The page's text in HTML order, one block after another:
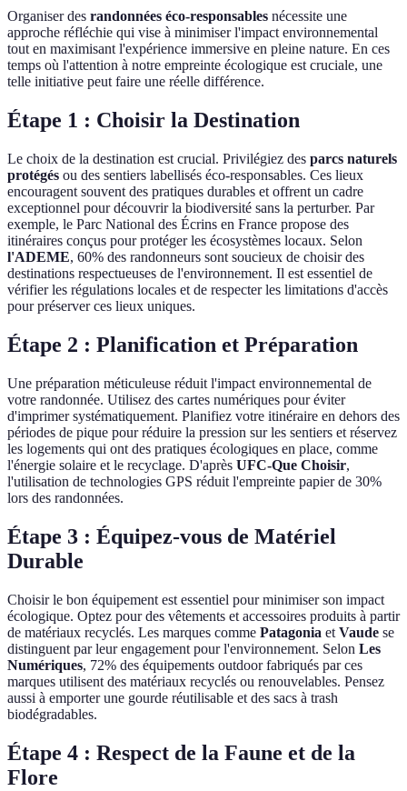
Organiser des randonnées éco-responsables nécessite une
approche réfléchie qui vise à minimiser l'impact environnemental
tout en maximisant l'expérience immersive en pleine nature. En ces
temps où l'attention à notre empreinte écologique est cruciale, une
telle initiative peut faire une réelle différence.
Étape 1 : Choisir la Destination
Le choix de la destination est crucial. Privilégiez des parcs naturels
protégés ou des sentiers labellisés éco-responsables. Ces lieux
encouragent souvent des pratiques durables et offrent un cadre
exceptionnel pour découvrir la biodiversité sans la perturber. Par
exemple, le Parc National des Écrins en France propose des
itinéraires conçus pour protéger les écosystèmes locaux. Selon
l'ADEME, 60% des randonneurs sont soucieux de choisir des
destinations respectueuses de l'environnement. Il est essentiel de
vérifier les régulations locales et de respecter les limitations d'accès
pour préserver ces lieux uniques.
Étape 2 : Planification et Préparation
Une préparation méticuleuse réduit l'impact environnemental de
votre randonnée. Utilisez des cartes numériques pour éviter
d'imprimer systématiquement. Planifiez votre itinéraire en dehors des
périodes de pique pour réduire la pression sur les sentiers et réservez
les logements qui ont des pratiques écologiques en place, comme
l'énergie solaire et le recyclage. D'après UFC-Que Choisir,
l'utilisation de technologies GPS réduit l'empreinte papier de 30%
lors des randonnées.
Étape 3 : Équipez-vous de Matériel
Durable
Choisir le bon équipement est essentiel pour minimiser son impact
écologique. Optez pour des vêtements et accessoires produits à partir
de matériaux recyclés. Les marques comme Patagonia et Vaude se
distinguent par leur engagement pour l'environnement. Selon Les
Numériques, 72% des équipements outdoor fabriqués par ces
marques utilisent des matériaux recyclés ou renouvelables. Pensez
aussi à emporter une gourde réutilisable et des sacs à trash
biodégradables.
Étape 4 : Respect de la Faune et de la
Flore